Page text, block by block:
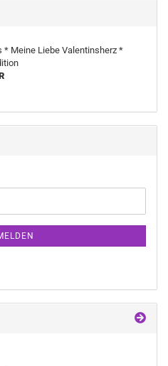
* Meine Liebe Valentinsherz *